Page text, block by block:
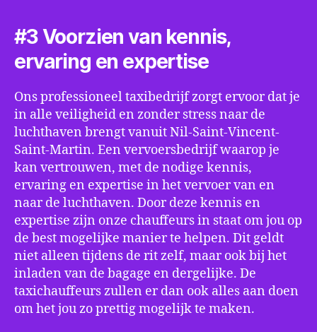
#3 Voorzien van kennis,
ervaring en expertise
Ons professioneel taxibedrijf zorgt ervoor dat je
in alle veiligheid en zonder stress naar de
luchthaven brengt vanuit Nil-Saint-Vincent-
Saint-Martin. Een vervoersbedrijf waarop je
kan vertrouwen, met de nodige kennis,
ervaring en expertise in het vervoer van en
naar de luchthaven. Door deze kennis en
expertise zijn onze chauffeurs in staat om jou op
de best mogelijke manier te helpen. Dit geldt
niet alleen tijdens de rit zelf, maar ook bij het
inladen van de bagage en dergelijke. De
taxichauffeurs zullen er dan ook alles aan doen
om het jou zo prettig mogelijk te maken.